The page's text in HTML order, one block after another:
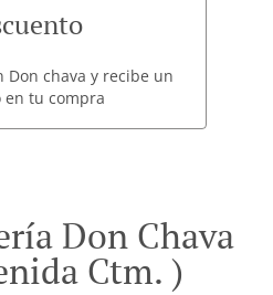
Don chava y recibe un
en tu compra
Don Chava
Ctm. )